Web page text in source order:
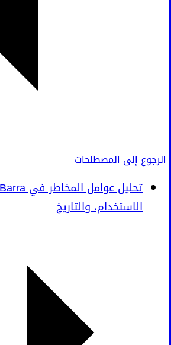
الرجوع إلى المصطلحات
الاستخدام، والتاريخ